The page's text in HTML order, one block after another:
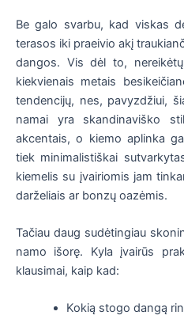
Be galo svarbu, kad viskas
terasos iki praeivio akį
dangos. Vis dėl to,
kiekvienais metais
tendencijų, nes, pavyzdžiui,
namai yra skandinaviško
akcentais, o kiemo aplinka
tiek minimalistiškai
kiemelis su įvairiomis jam
darželiais ar bonzų oazėmis.
Tačiau daug sudėtingiau
namo išorę. Kyla įvairūs
klausimai, kaip kad:
Kokią stogo dangą